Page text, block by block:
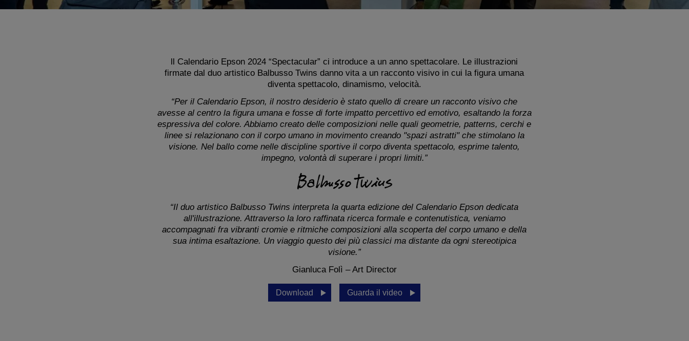
ll Calendario Epson 2024 “Spectacular” ci introduce a un anno spettacolare. Le illustrazioni
firmate dal duo artistico Balbusso Twins danno vita a un racconto visivo in cui la figura umana
diventa spettacolo, dinamismo, velocità.
“Per il Calendario Epson, il nostro desiderio è stato quello di creare un racconto visivo che
avesse al centro la figura umana e fosse di forte impatto percettivo ed emotivo, esaltando la forza
espressiva del colore. Abbiamo creato delle composizioni nelle quali geometrie, patterns, cerchi e
linee si relazionano con il corpo umano in movimento creando "spazi astratti" che stimolano la
visione. Nel ballo come nelle discipline sportive il corpo diventa spettacolo, esprime talento,
impegno, volontà di superare i propri limiti.”
“Il duo artistico Balbusso Twins interpreta la quarta edizione del Calendario Epson dedicata
all'illustrazione. Attraverso la loro raffinata ricerca formale e contenutistica, veniamo
accompagnati fra vibranti cromie e ritmiche composizioni alla scoperta del corpo umano e della
sua intima esaltazione. Un viaggio questo dei più classici ma distante da ogni stereotipica
visione.”
Gianluca Folì – Art Director
Download Guarda il video